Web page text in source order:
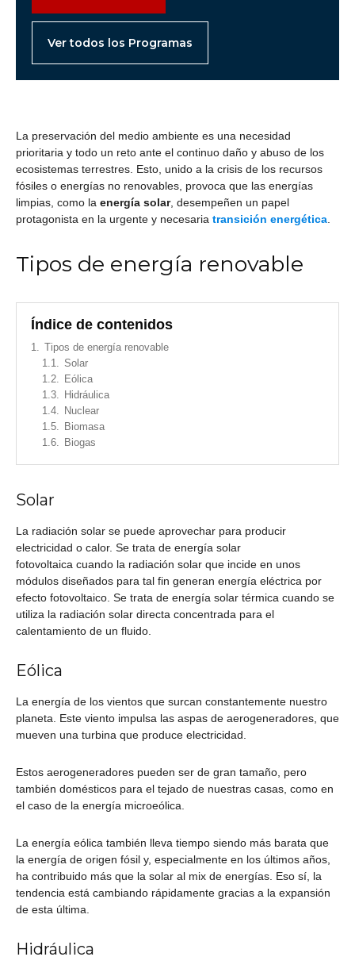
Ver todos los Programas
La preservación del medio ambiente es una necesidad
prioritaria y todo un reto ante el continuo daño y abuso de los
ecosistemas terrestres. Esto, unido a la crisis de los recursos
fósiles o energías no renovables, provoca que las energías
limpias, como la energía solar, desempeñen un papel
protagonista en la urgente y necesaria transición energética
Tipos de energía renovable
Índice de contenidos
1.
Tipos de energía renovable
1.1.
Solar
1.2.
Eólica
1.3.
Hidráulica
1.4.
Nuclear
1.5.
Biomasa
1.6.
Biogas
Solar
La radiación solar se puede aprovechar para producir
electricidad o calor. Se trata de energía solar
fotovoltaica cuando la radiación solar que incide en unos
módulos diseñados para tal fin generan energía eléctrica por
efecto fotovoltaico. Se trata de energía solar térmica cuando se
utiliza la radiación solar directa concentrada para el
calentamiento de un fluido.
Eólica
La energía de los vientos que surcan constantemente nuestro
planeta. Este viento impulsa las aspas de aerogeneradores, que
mueven una turbina que produce electricidad.
Estos aerogeneradores pueden ser de gran tamaño, pero
también domésticos para el tejado de nuestras casas, como en
el caso de la energía microeólica.
La energía eólica también lleva tiempo siendo más barata que
la energía de origen fósil y, especialmente en los últimos años,
ha contribuido más que la solar al mix de energías. Eso sí, la
tendencia está cambiando rápidamente gracias a la expansión
de esta última.
Hidráulica